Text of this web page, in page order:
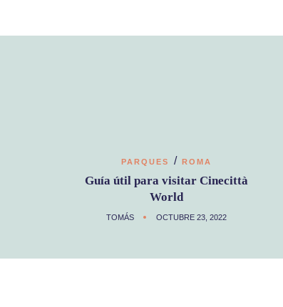
PARQUES / ROMA
Guía útil para visitar Cinecittà
World
TOMÁS OCTUBRE 23, 2022